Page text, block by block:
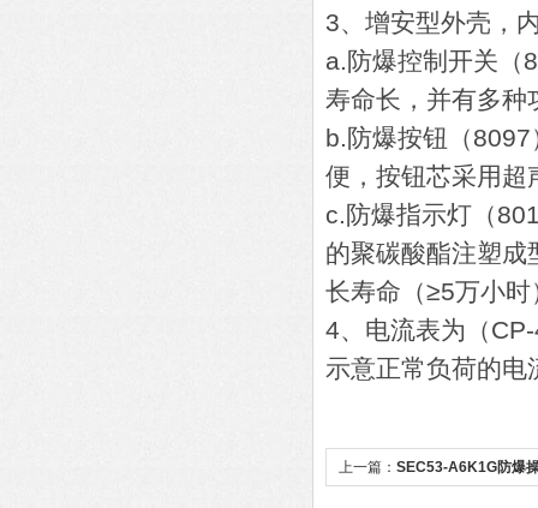
3、增安型外壳，
a.防爆控制开关（
寿命长，并有多种
b.防爆按钮（
便，按钮芯采用超
c.防爆指示灯（
的聚碳酸酯注塑成
长寿命（≥5万小
4、电流表为（
示意正常负荷的电
上一篇： SEC53-A6K1G防爆